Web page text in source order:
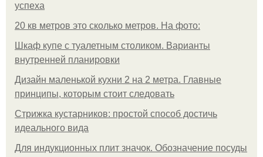
успеха
20 кв метров это сколько метров. На фото:
Шкаф купе с туалетным столиком. Варианты
внутренней планировки
Дизайн маленькой кухни 2 на 2 метра. Главные
принципы, которым стоит следовать
Стрижка кустарников: простой способ достичь
идеального вида
Для индукционных плит значок. Обозначение посуды